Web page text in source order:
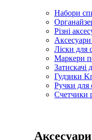
Набори
Різні
Ліски для
Маркери
Затискачі
Гудзики
Ручки для
Счетчики
Аксесуари